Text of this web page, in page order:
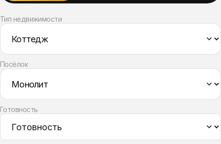
Тип недвижимости
Посёлок
Готовность